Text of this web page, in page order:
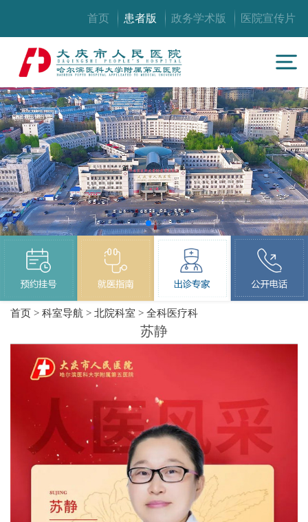
首页 患者版 政务学术版 医院宣传片
首页 >科室导航 >北院科室 >全科医疗科
苏静